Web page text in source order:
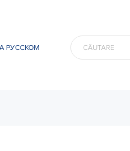
РУССКОМ